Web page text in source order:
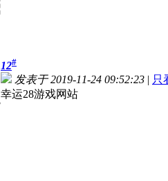
12#
发表于 2019-11-24 09:52:23 | 只
幸运28游戏网站